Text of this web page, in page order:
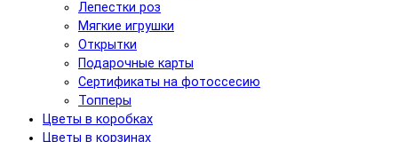
Лепестки роз
Мягкие игрушки
Открытки
Подарочные карты
Сертификаты на фотоссесию
Топперы
Цветы в коробках
Цветы в корзинах